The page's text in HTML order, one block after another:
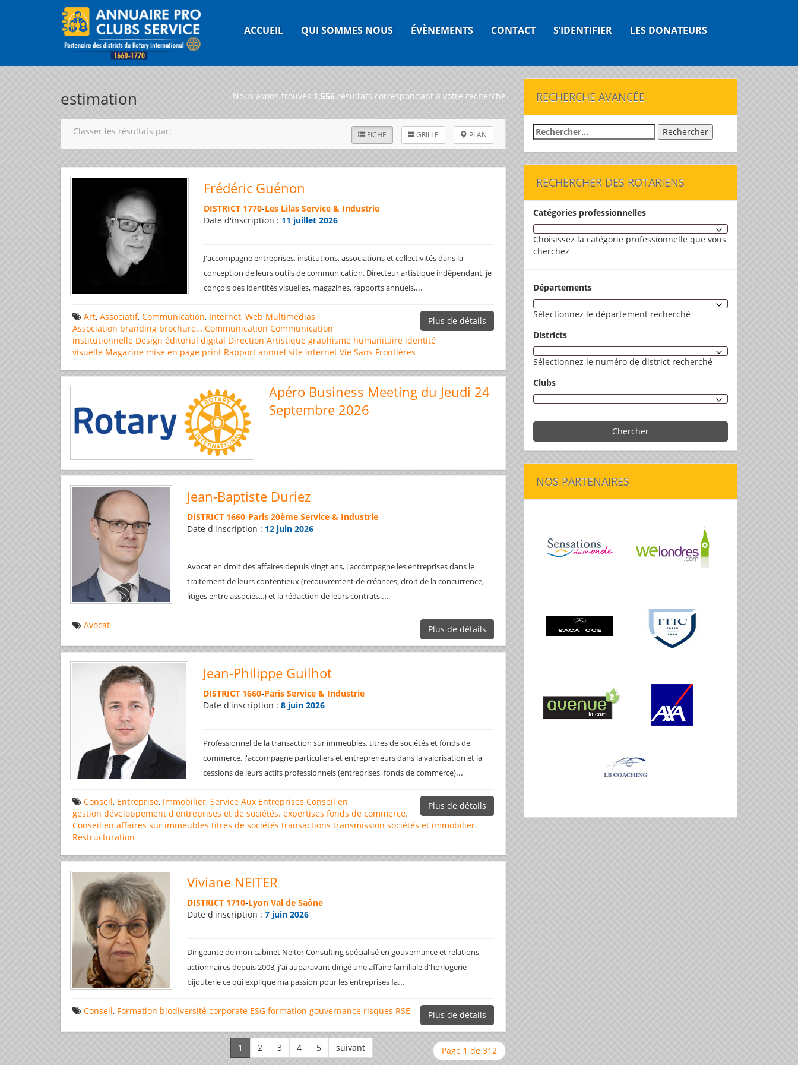
ACCUEIL QUI SOMMES NOUS ÉVÈNEMENTS CONTACT S’IDENTIFIER LES DONATEURS
estimation Nous avons trouvés 1,556 résultats correspondant à votre recherche
FICHE GRILLE PLAN
Classer les résultats par:
Frédéric Guénon
DISTRICT 1770-Les Lilas Service & Industrie
Date d'inscription : 11 juillet 2026
J'accompagne entreprises, institutions, associations et collectivités dans la
conception de leurs outils de communication. Directeur artistique indépendant, je
conçois des identités visuelles, magazines, rapports annuels,...
Plus de détails
Art, Associatif, Communication, Internet, Web Multimedias
Association branding brochure… Communication Communication
institutionnelle Design éditorial digital Direction Artistique graphisme humanitaire identité
visuelle Magazine mise en page print Rapport annuel site internet Vie Sans Frontières
Apéro Business Meeting du Jeudi 24
Septembre 2026
Jean-Baptiste Duriez
DISTRICT 1660-Paris 20ème Service & Industrie
Date d'inscription : 12 juin 2026
Avocat en droit des affaires depuis vingt ans, j'accompagne les entreprises dans le
traitement de leurs contentieux (recouvrement de créances, droit de la concurrence,
litiges entre associés...) et la rédaction de leurs contrats ...
Plus de détails
Avocat
Jean-Philippe Guilhot
DISTRICT 1660-Paris Service & Industrie
Date d'inscription : 8 juin 2026
Professionnel de la transaction sur immeubles, titres de sociétés et fonds de
commerce, j'accompagne particuliers et entrepreneurs dans la valorisation et la
cessions de leurs actifs professionnels (entreprises, fonds de commerce)...
Plus de détails
Conseil, Entreprise, Immobilier, Service Aux Entreprises Conseil en
gestion développement d'entreprises et de sociétés. expertises fonds de commerce.
Conseil en affaires sur immeubles titres de sociétés transactions transmission sociétés et immobilier.
Restructuration
Viviane NEITER
DISTRICT 1710-Lyon Val de Saône
Date d'inscription :7 juin 2026
Dirigeante de mon cabinet Neiter Consulting spécialisé en gouvernance et relations
actionnaires depuis 2003, j'ai auparavant dirigé une affaire familiale d'horlogerie-
bijouterie ce qui explique ma passion pour les entreprises fa...
Plus de détails
Conseil, Formation biodiversité corporate ESG formation gouvernance risques RSE
Page 1 de 312
RECHERCHE AVANCÉE
Rechercher :
RECHERCHER DES ROTARIENS
Catégories professionnelles
Choisissez la catégorie professionnelle que vous
cherchez
Départements
Sélectionnez le département recherché
Districts
Sélectionnez le numéro de district recherché
Clubs
Chercher
NOS PARTENAIRES